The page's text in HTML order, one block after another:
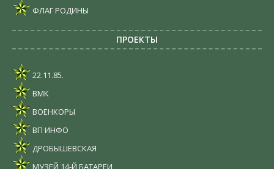
ФЛАГ РОДИНЫ
ПРОЕКТЫ
22.11.85.
ВМК
ВОЕНКОРЫ
ВП ИНФО
ДРОБЫШЕВСКАЯ
МУЗЕЙ 14-Й БАТАРЕИ